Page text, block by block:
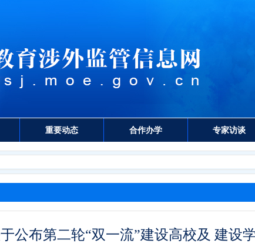
重要动态 合作办学 专家访谈
公布第二轮“双一流”建设高校及 建设